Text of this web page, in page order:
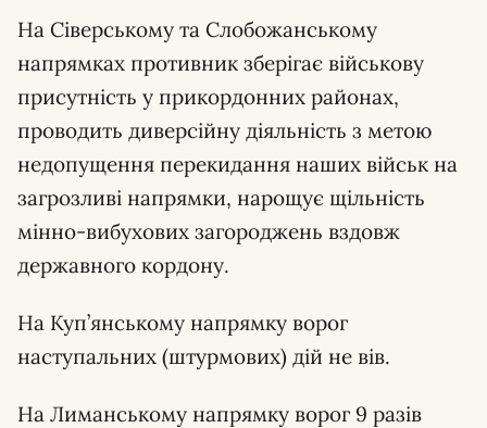
На Сіверському та Слобожанському
напрямках противник зберігає військову
присутність у прикордонних районах,
проводить диверсійну діяльність з метою
недопущення перекидання наших військ на
загрозливі напрямки, нарощує щільність
мінно-вибухових загороджень вздовж
державного кордону.
На Куп’янському напрямку ворог
наступальних (штурмових) дій не вів.
На Лиманському напрямку ворог 9 разів